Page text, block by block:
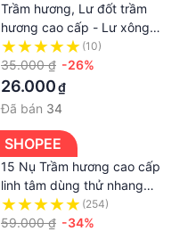
Trầm hương, Lư đốt trầm
hương cao cấp - Lư xông
trầm
(10)
35.000 ₫ -26%
26.000₫
Đã bán 34
SHOPEE
15 Nụ Trầm hương cao cấp
linh tâm dùng thử nhang
sạch dùng riêng cho thác
khói trầm hương shop Nhã
(254)
59.000 ₫ -34%